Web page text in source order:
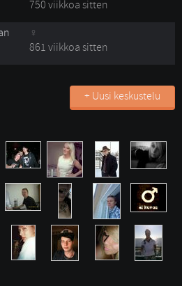
750 viikkoa sitten
861 viikkoa sitten
+ Uusi keskustelu